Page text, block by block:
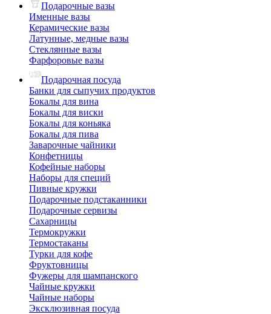
Подарочные вазы
Именные вазы
Керамические вазы
Латунные, медные вазы
Стеклянные вазы
Фарфоровые вазы
Подарочная посуда
Банки для сыпучих продуктов
Бокалы для вина
Бокалы для виски
Бокалы для коньяка
Бокалы для пива
Заварочные чайники
Конфетницы
Кофейные наборы
Наборы для специй
Пивные кружки
Подарочные подстаканники
Подарочные сервизы
Сахарницы
Термокружки
Термостаканы
Турки для кофе
Фруктовницы
Фужеры для шампанского
Чайные кружки
Чайные наборы
Эксклюзивная посуда